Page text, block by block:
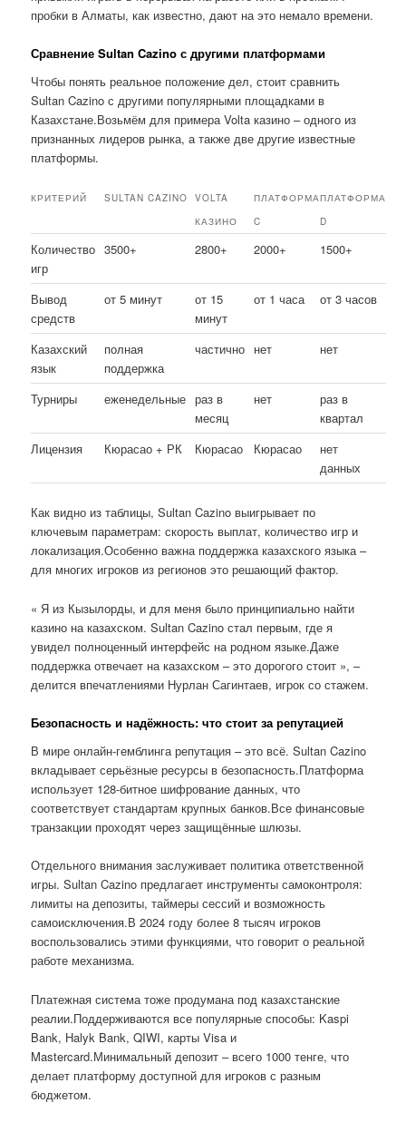
пробки в Алматы, как известно, дают на это немало времени.
Сравнение Sultan Cazino с другими платформами
Чтобы понять реальное положение дел, стоит сравнить
Sultan Cazino с другими популярными площадками в
Казахстане.Возьмём для примера Volta казино – одного из
признанных лидеров рынка, а также две другие известные
платформы.
КРИТЕРИЙ SULTAN CAZINO
VOLTA
КАЗИНО
ПЛАТФОРМА
C
ПЛАТФОРМА
D
Количество
игр
3500+ 2800+ 2000+ 1500+
Вывод
средств
от 5 минут
от 15
минут
от 1 часа от 3 часов
Казахский
язык
полная
поддержка
частично нет нет
Турниры еженедельные раз в
месяц
нет
раз в
квартал
Лицензия
Кюрасао + РК Кюрасао Кюрасао
нет
данных
Как видно из таблицы, Sultan Cazino выигрывает по
ключевым параметрам: скорость выплат, количество игр и
локализация.Особенно важна поддержка казахского языка –
для многих игроков из регионов это решающий фактор.
« Я из Кызылорды, и для меня было принципиально найти
казино на казахском. Sultan Cazino стал первым, где я
увидел полноценный интерфейс на родном языке.Даже
поддержка отвечает на казахском – это дорогого стоит », –
делится впечатлениями Нурлан Сагинтаев, игрок со стажем.
Безопасность и надёжность: что стоит за репутацией
В мире онлайн-гемблинга репутация – это всё. Sultan Cazino
вкладывает серьёзные ресурсы в безопасность.Платформа
использует 128-битное шифрование данных, что
соответствует стандартам крупных банков.Все финансовые
транзакции проходят через защищённые шлюзы.
Отдельного внимания заслуживает политика ответственной
игры. Sultan Cazino предлагает инструменты самоконтроля:
лимиты на депозиты, таймеры сессий и возможность
самоисключения.В 2024 году более 8 тысяч игроков
воспользовались этими функциями, что говорит о реальной
работе механизма.
Платежная система тоже продумана под казахстанские
реалии.Поддерживаются все популярные способы: Kaspi
Bank, Halyk Bank, QIWI, карты Visa и
Mastercard.Минимальный депозит – всего 1000 тенге, что
делает платформу доступной для игроков с разным
бюджетом.